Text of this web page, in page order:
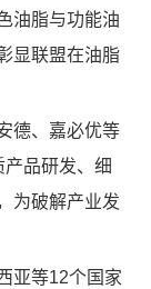
油脂与功能油
显联盟在油脂
德、嘉必优等
品研发、细
为破解产业发
亚等12个国家